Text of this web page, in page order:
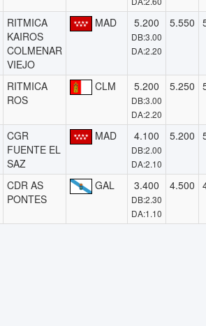
RITMICA
KAIROS
COLMENAR
VIEJO
MAD 5.200
DB:3.00
DA:2.20
5.550
RITMICA
ROS
CLM 5.200
DB:3.00
DA:2.20
5.250
CGR
FUENTE EL
SAZ
MAD 4.100
DB:2.00
DA:2.10
5.200
CDR AS
PONTES
GAL 3.400
DB:2.30
DA:1.10
4.500